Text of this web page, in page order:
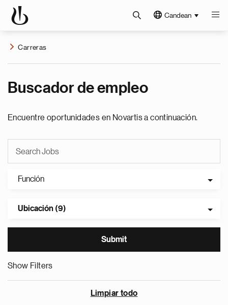
Candean
Carreras
Buscador de empleo
Encuentre oportunidades en Novartis a continuación.
Función
Ubicación (9)
Show Filters
Limpiar todo